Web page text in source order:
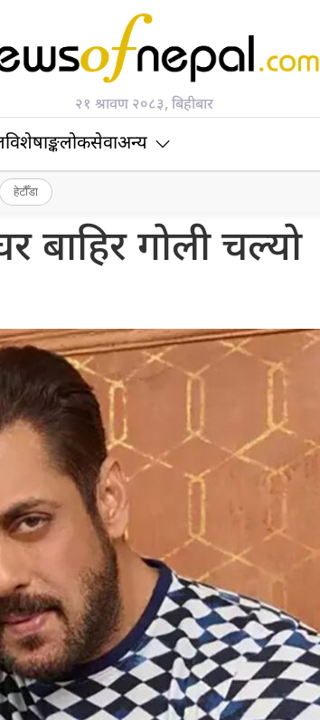
२१ श्रावण २०८३, बिहीबार
विशेषाङ्कलोकसेवाअन्य
हेटौँडा
बाहिर गोली चल्यो